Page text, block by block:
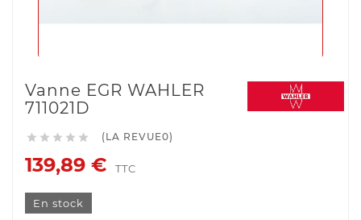
Vanne EGR WAHLER
711021D
     (LA REVUE0)
139,89 € TTC
En stock